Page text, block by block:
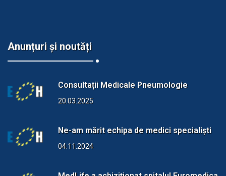
Anunțuri și noutăți
Consultații Medicale Pneumologie
20.03.2025
Ne-am mărit echipa de medici specialiști
04.11.2024